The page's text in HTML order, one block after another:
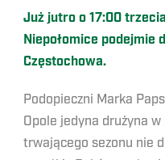
Już jutro o 17:00
Niepołomice podejmie
Częstochowa.
Podopieczni Marka
Opole jedyna drużyna
trwającego sezonu nie